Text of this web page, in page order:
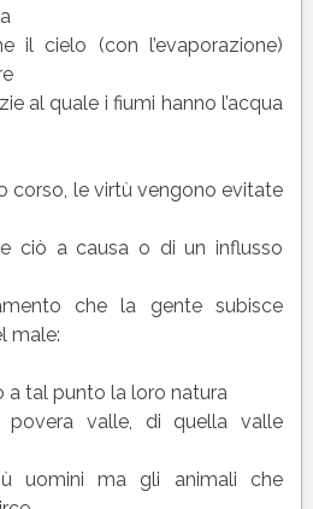
il cielo (con l’evaporazione)
al quale i fiumi hanno l’acqua
corso, le virtù vengono evitate
ciò a causa o di un influsso
che la gente subisce
male:
a tal punto la loro natura
valle, di quella valle
uomini ma gli animali che